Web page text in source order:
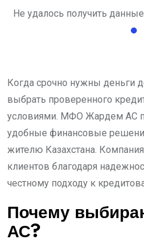
Не удалось получить данные.
Когда срочно нужны деньги
выбрать проверенного
условиями. МФО Жардем АС
удобные финансовые
жителю Казахстана.
клиентов благодаря
честному подходу к
Почему
АС?